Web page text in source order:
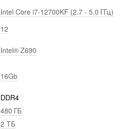
Intel Core i7-12700KF (2.7 - 5.0 ГГц)
12
Intel® Z690
16Gb
DDR4
480 ГБ
2 ТБ